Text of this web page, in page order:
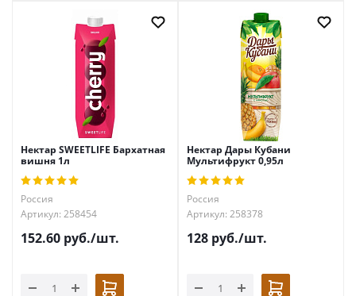
Нектар SWEETLIFE Бархатная
вишня 1л
Россия
Артикул: 258454
152.60 руб./шт.
Нектар Дары Кубани
Мультифрукт 0,95л
Россия
Артикул: 258378
128 руб./шт.